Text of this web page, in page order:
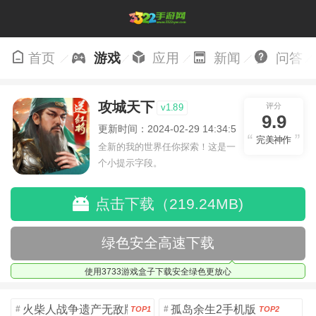
首页 游戏 应用 新闻 问答
攻城天下 v1.89
更新时间：2024-02-29 14:34:51
全新的我的世界任你探索！这是一
个小提示字段。
评分
9.9
完美神作
点击下载（219.24MB)
绿色安全高速下载
使用3733游戏盒子下载安全绿色更放心
# 火柴人战争遗产无敌版TOP1 # 孤岛余生2手机版 TOP2